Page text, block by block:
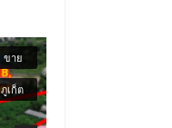
ขาย
ภูเก็ต